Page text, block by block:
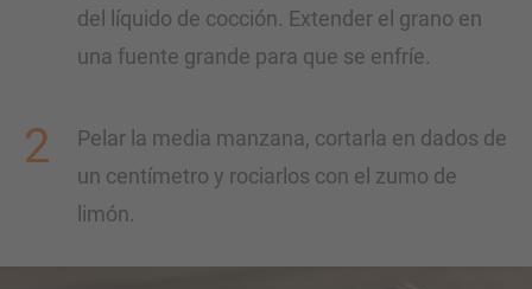
del líquido de cocción. Extender el grano en
una fuente grande para que se enfríe.
Pelar la media manzana, cortarla en dados de
un centímetro y rociarlos con el zumo de
limón.